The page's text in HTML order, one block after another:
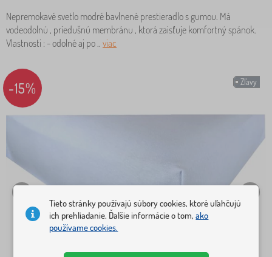
Nepremokavé svetlo modré bavlnené prestieradlo s gumou. Má
vodeodolnú , priedušnú membránu , ktorá zaisťuje komfortný spánok.
Vlastnosti : - odolné aj po .. viac
Zľavy
-15%
Tieto stránky používajú súbory cookies, ktoré uľahčujú
ich prehliadanie. Ďalšie informácie o tom,ako
používame cookies.